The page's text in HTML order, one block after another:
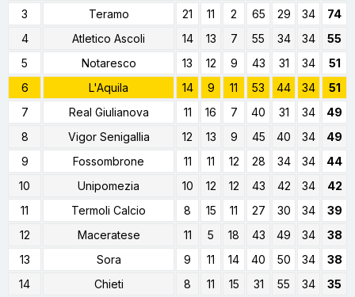
3
Teramo 21 11 2 65 29 34
74
4
Atletico Ascoli 14 13 7 55 34 34
55
5
Notaresco 13 12 9 43 31 34
51
6
L'Aquila 14 9 11 53 44 34
51
7
Real Giulianova 11 16 7 40 31 34
49
8
Vigor Senigallia 12 13 9 45 40 34
49
9
Fossombrone 11 11 12 28 34 34
44
10
Unipomezia 10 12 12 43 42 34
42
11
Termoli Calcio 8 15 11 27 30 34
39
12
Maceratese 11 5 18 43 49 34
38
13
Sora 9 11 14 40 50 34
38
14
Chieti 8 11 15 31 55 34 35